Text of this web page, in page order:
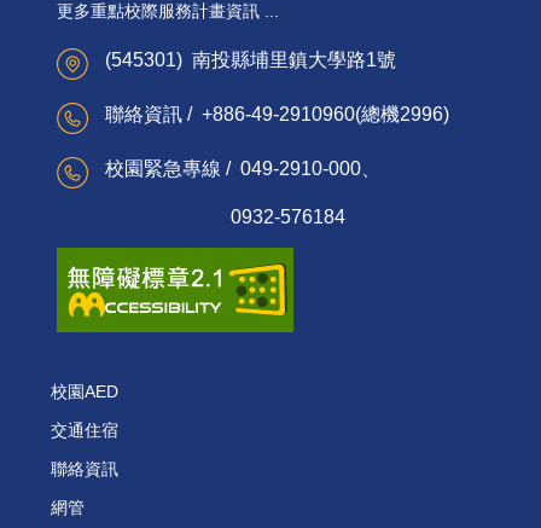
更多重點校際服務計畫資訊 ...
(545301) 南投縣埔里鎮大學路1號
聯絡資訊 / +886-49-2910960(總機2996)
校園緊急專線 / 049-2910-000、
0932-576184
校園AED
交通住宿
聯絡資訊
網管